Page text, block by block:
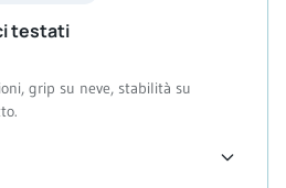
testati
grip su neve, stabilità su